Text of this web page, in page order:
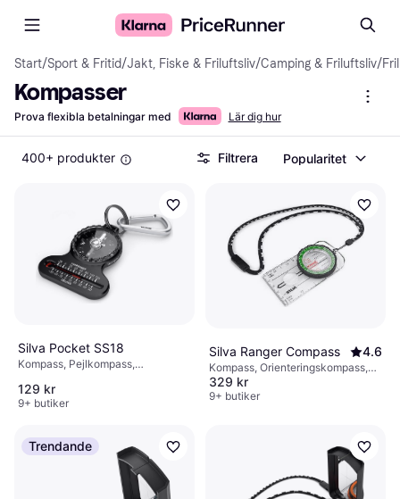
Start/Sport & Fritid/Jakt, Fiske & Friluftsliv/Camping & Friluftsliv/
Kompasser
Prova flexibla betalningar med Lär dig hur
400+ produkter Filtrera Popularitet
Silva Pocket SS18
Kompass, Pejlkompass,
129 kr
9+ butiker
Silva Ranger Compass 4.6
Kompass, Orienteringskompass,
1:50000, 1:25000
329 kr
9+ butiker
Trendande